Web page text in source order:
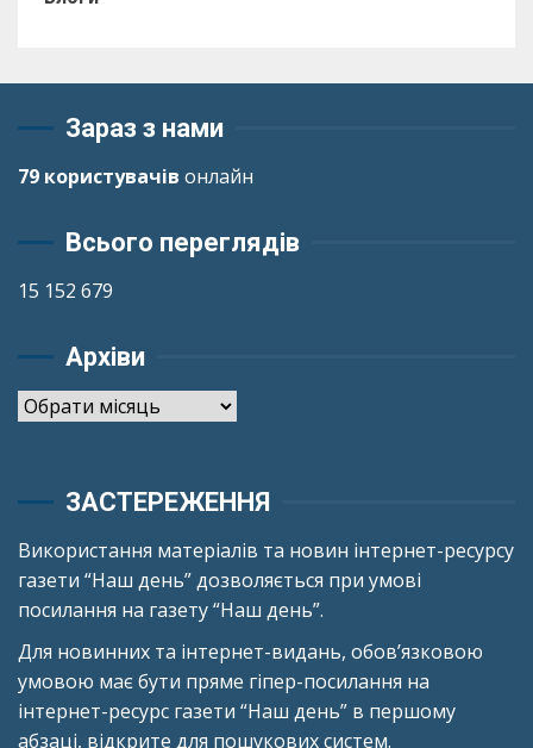
Зараз з нами
79 користувачів онлайн
Всього переглядів
15 152 679
Архіви
Архіви
ЗАСТЕРЕЖЕННЯ
Використання матеріалів та новин інтернет-ресурсу
газети “Наш день” дозволяється при умові
посилання на газету “Наш день”.
Для новинних та інтернет-видань, обов’язковою
умовою має бути пряме гіпер-посилання на
інтернет-ресурс газети “Наш день” в першому
абзаці, відкрите для пошукових систем.